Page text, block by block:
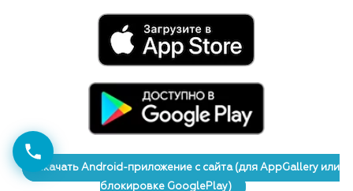
Скачать Android-приложение с сайта (для AppGallery или
блокировке GooglePlay)